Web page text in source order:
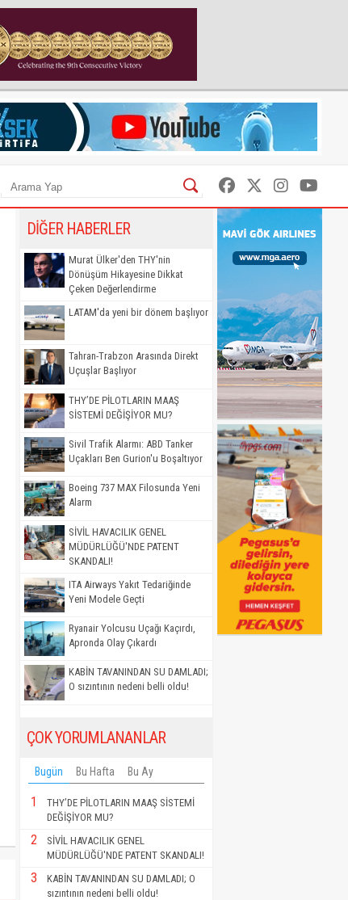
DİĞER HABERLER
Murat Ülker'den THY'nin
Dönüşüm Hikayesine Dikkat
Çeken Değerlendirme
LATAM'da yeni bir dönem başlıyor
Tahran-Trabzon Arasında Direkt
Uçuşlar Başlıyor
THY’DE PİLOTLARIN MAAŞ
SİSTEMİ DEĞİŞİYOR MU?
Sivil Trafik Alarmı: ABD Tanker
Uçakları Ben Gurion'u Boşaltıyor
Boeing 737 MAX Filosunda Yeni
Alarm
SİVİL HAVACILIK GENEL
MÜDÜRLÜĞÜ'NDE PATENT
SKANDALI!
ITA Airways Yakıt Tedariğinde
Yeni Modele Geçti
Ryanair Yolcusu Uçağı Kaçırdı,
Apronda Olay Çıkardı
KABİN TAVANINDAN SU DAMLADI;
O sızıntının nedeni belli oldu!
ÇOK YORUMLANANLAR
Bugün Bu Hafta Bu Ay
1
THY’DE PİLOTLARIN MAAŞ SİSTEMİ
DEĞİŞİYOR MU?
2
SİVİL HAVACILIK GENEL
MÜDÜRLÜĞÜ'NDE PATENT SKANDALI!
3
KABİN TAVANINDAN SU DAMLADI; O
sızıntının nedeni belli oldu!